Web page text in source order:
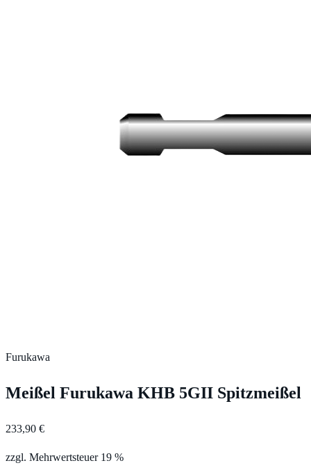
Furukawa
Meißel Furukawa KHB 5GII Spitzmeißel
233,90 €
zzgl. Mehrwertsteuer 19 %